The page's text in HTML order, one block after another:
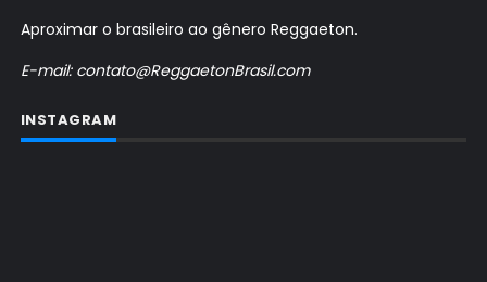
Aproximar o brasileiro ao gênero Reggaeton.
E-mail: contato@ReggaetonBrasil.com
INSTAGRAM